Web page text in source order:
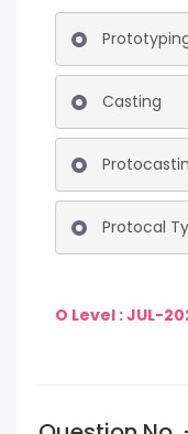
Casting
Protocal
O Level : JUL-